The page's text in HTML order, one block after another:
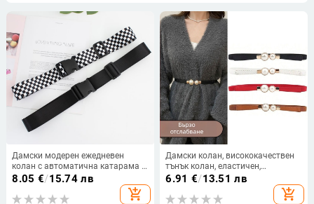
Дамски модерен ежедневен
колан с автоматична катарама в
корейски стил с рокля,
универсален пластмасов колан
без метал, регулируем платнен
8.05 €/15.74 лв
add_shopping_cart
Дамски колан, висококачествен
тънък колан, еластичен,
декоративен, за рокля, палто,
талия, артефакт, перлен тънък
колан
6.91 €/13.51 лв
add_shopping_cart